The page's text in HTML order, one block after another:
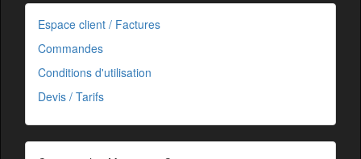
Espace client / Factures
Commandes
Conditions d'utilisation
Devis / Tarifs